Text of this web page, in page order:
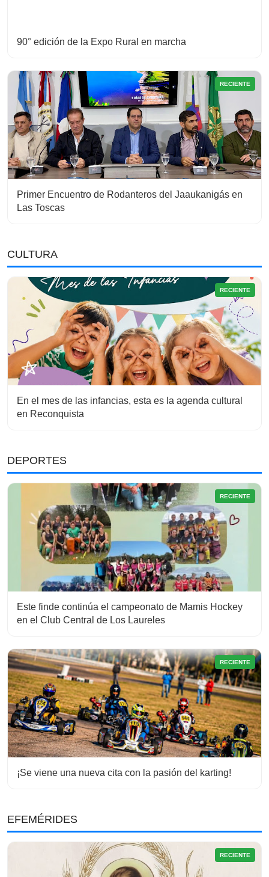
90° edición de la Expo Rural en marcha
RECIENTE
Primer Encuentro de Rodanteros del Jaaukanigás en
Las Toscas
CULTURA
RECIENTE
En el mes de las infancias, esta es la agenda cultural
en Reconquista
DEPORTES
RECIENTE
Este finde continúa el campeonato de Mamis Hockey
en el Club Central de Los Laureles
RECIENTE
¡Se viene una nueva cita con la pasión del karting!
EFEMÉRIDES
RECIENTE